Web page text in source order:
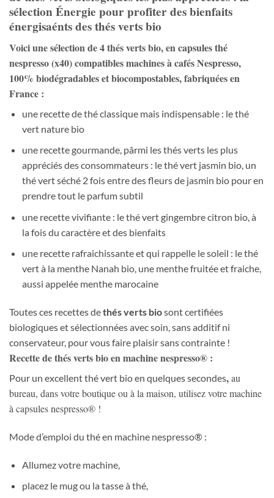
sélection Énergie pour profiter des bienfaits
énergisaénts des thés verts bio
Voici une sélection de 4thés vertsbio, en capsules thé
nespresso (x40)compatibles machines à cafés Nespresso,
100% biodégradables et biocompostables, fabriquées en
France :
une recette de thé classique mais indispensable : le thé
vert nature bio
une recette gourmande, pârmi les thés verts les plus
appréciés des consommateurs : le thé vert jasmin bio, un
thé vert séché 2 fois entre des fleurs de jasmin bio pour en
prendre tout le parfum subtil
une recette vivifiante : le thé vert gingembre citron bio, à
la fois du caractère et des bienfaits
une recette rafraichissante et qui rappelle le soleil : le thé
vert à la menthe Nanah bio, une menthe fruitée et fraiche,
aussi appelée menthe marocaine
Toutes ces recettes dethés verts biosont certifiées
biologiques et sélectionnées avec soin, sans additif ni
conservateur, pour vous faire plaisir sans contrainte !
Recette dethés verts bio en machine nespresso® :
Pour un excellent thé vert bio en quelques secondes,au
bureau, dans votre boutique ou à la maison, utilisez votre machine
à capsules nespresso® !
Mode d’emploi du thé en machine nespresso® :
Allumez votre machine,
placez le mug ou la tasse à thé,